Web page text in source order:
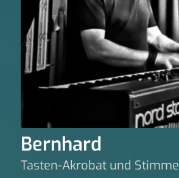
Bernhard
Tasten-Akrobat und Stimme